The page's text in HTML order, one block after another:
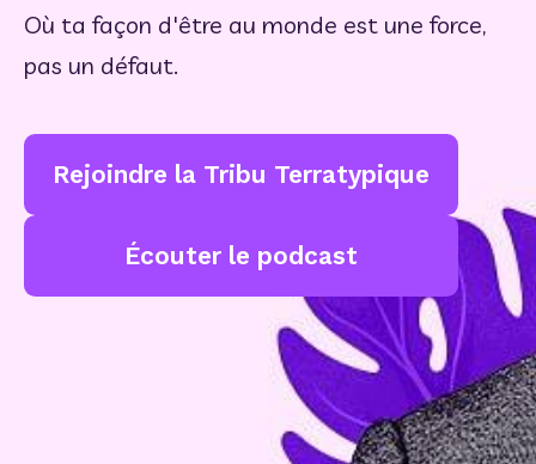
Où ta façon d'être au monde est une force,
pas un défaut.
Rejoindre la Tribu Terratypique
Écouter le podcast